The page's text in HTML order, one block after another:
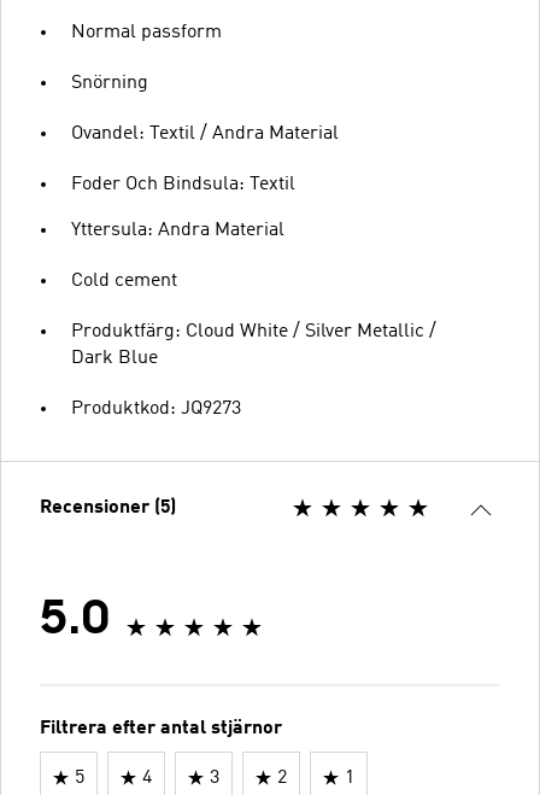
Normal passform
Snörning
Ovandel: Textil / Andra Material
Foder Och Bindsula: Textil
Yttersula: Andra Material
Cold cement
Produktfärg: Cloud White / Silver Metallic /
Dark Blue
Produktkod: JQ9273
Recensioner (5)
5.0
Filtrera efter antal stjärnor
5 4 3 2 1